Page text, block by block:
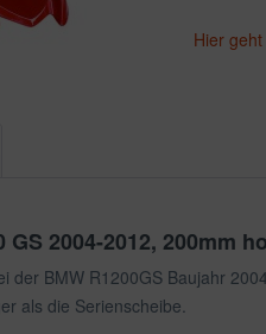
Hier
2004-2012, 200mm
BMW R1200GS Baujahr
als die Serienscheibe.